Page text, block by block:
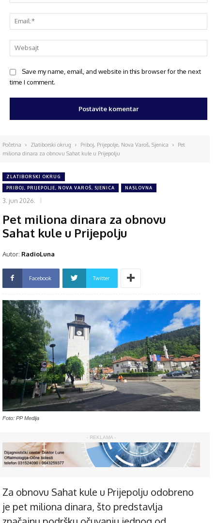
Save my name, email, and website in this browser for the next
time I comment.